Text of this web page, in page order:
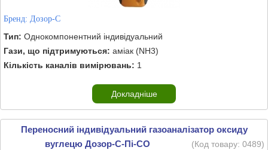
Бренд: Дозор-С
Тип: Однокомпонентний індивідуальний
Гази, що підтримуються: аміак (NH3)
Кількість каналів вимірювань: 1
Докладніше
Переносний індивідуальний газоаналізатор оксиду
вуглецю Дозор-С-Пі-CO
(Код товару: 0489)